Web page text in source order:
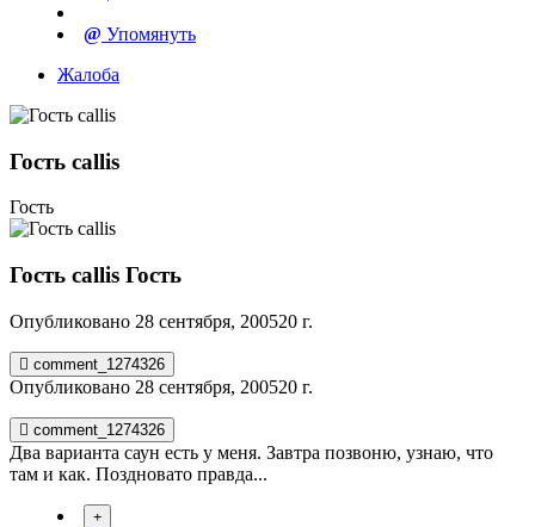
Упомянуть
Жалоба
Гость callis
Гость
Гость callis Гость
Опубликовано 28 сентября, 200520 г.
comment_1274326
Опубликовано 28 сентября, 200520 г.
comment_1274326
Два варианта саун есть у меня. Завтра позвоню, узнаю, что
там и как. Поздновато правда...